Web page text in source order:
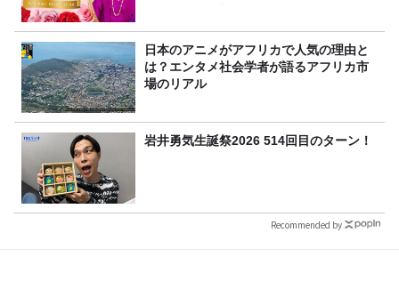
日本のアニメがアフリカで人気の理由と
は？エンタメ社会学者が語るアフリカ市
場のリアル
岩井勇気生誕祭2026 514回目のターン！
Recommended by